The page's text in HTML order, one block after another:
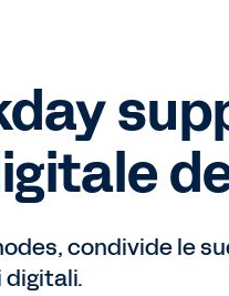
condivide le
digitali.